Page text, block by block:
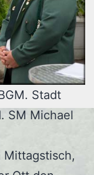
Stadt
SM Michael
Mittagstisch,